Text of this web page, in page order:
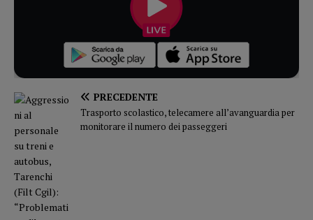
PRECEDENTE
Trasporto scolastico, telecamere all’avanguardia per
monitorare il numero dei passeggeri